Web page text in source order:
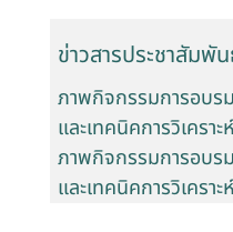
ข่าวสารประชาสัมพั
ภาพกิจกรรมการอบร
และเทคนิคการวิเครา
ภาพกิจกรรมการอบร
และเทคนิคการวิเคร